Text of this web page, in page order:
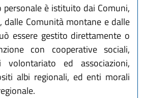
è istituito dai Comuni,
dalle Comunità montane e dalle
essere gestito direttamente o
con cooperative sociali,
volontariato ed associazioni,
albi regionali, ed enti morali